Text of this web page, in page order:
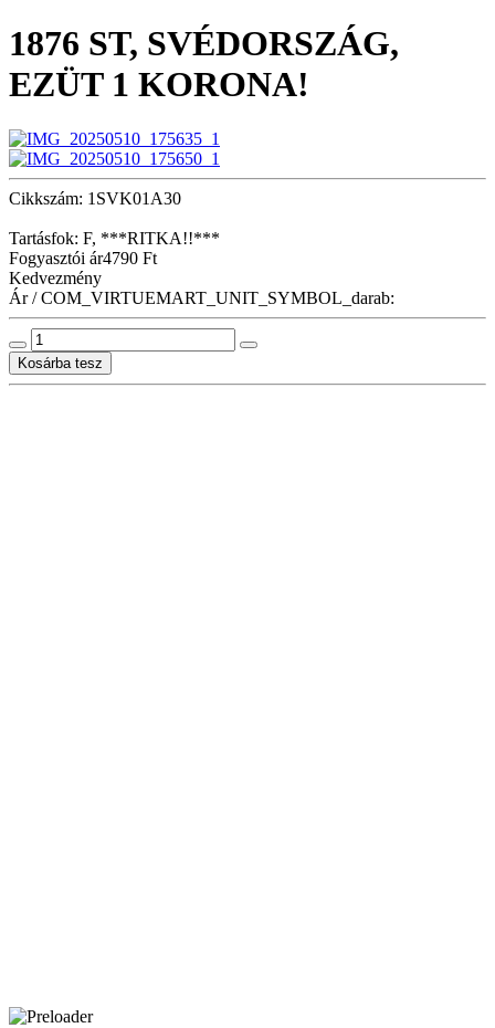
1876 ST, SVÉDORSZÁG,
EZÜT 1 KORONA!
Cikkszám: 1SVK01A30
Tartásfok: F, ***RITKA!!***
Fogyasztói ár4790 Ft
Kedvezmény
Ár / COM_VIRTUEMART_UNIT_SYMBOL_darab: